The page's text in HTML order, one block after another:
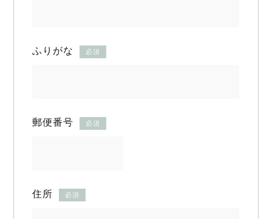
ふりがな 必須
郵便番号 必須
住所 必須